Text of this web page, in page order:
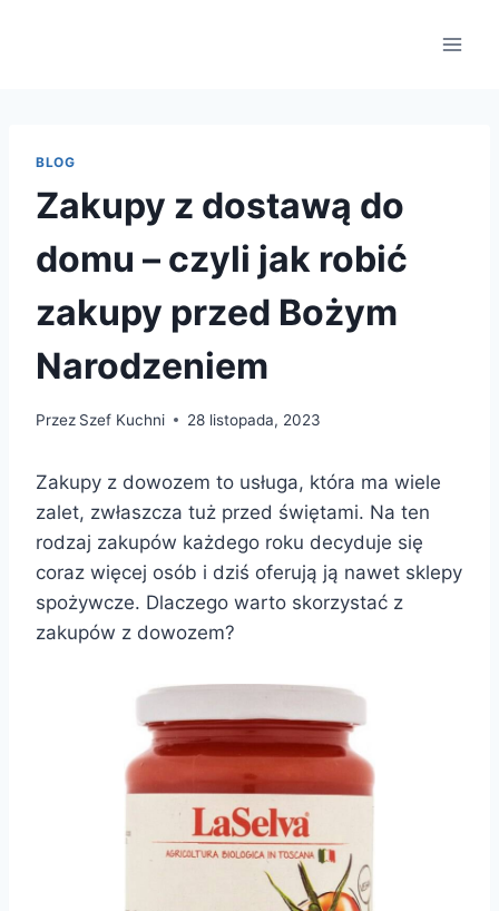
BLOG
Zakupy z dostawą do
domu – czyli jak robić
zakupy przed Bożym
Narodzeniem
Przez Szef Kuchni 28 listopada, 2023
Zakupy z dowozem to usługa, która ma wiele
zalet, zwłaszcza tuż przed świętami. Na ten
rodzaj zakupów każdego roku decyduje się
coraz więcej osób i dziś oferują ją nawet sklepy
spożywcze. Dlaczego warto skorzystać z
zakupów z dowozem?